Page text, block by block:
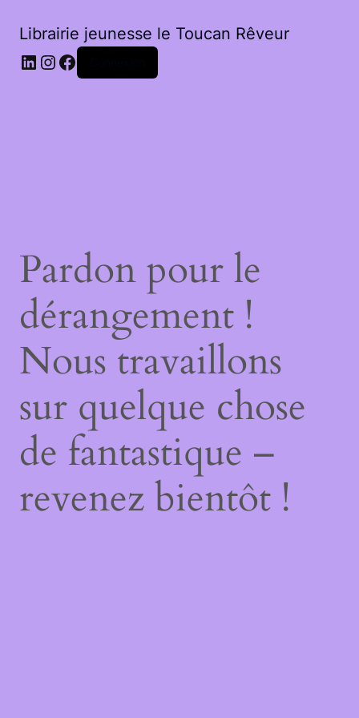
Librairie jeunesse le Toucan Rêveur
LinkedIn
Instagram
Facebook
Pardon pour le
dérangement !
Nous travaillons
sur quelque chose
de fantastique –
revenez bientôt !